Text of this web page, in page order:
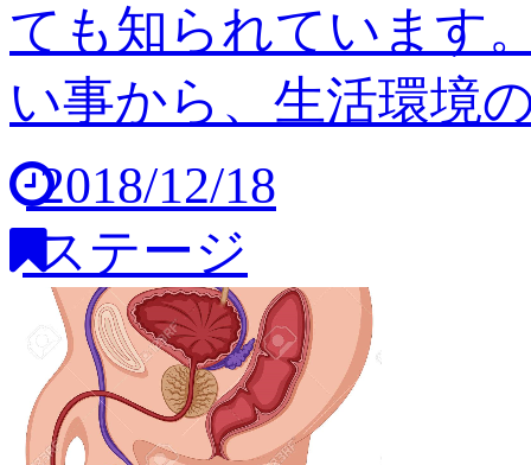
ても知られています
い事から、生活環境
2018/12/18
ステージ